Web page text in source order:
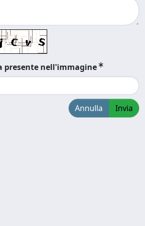
presente nell'immagine
Annulla Invia